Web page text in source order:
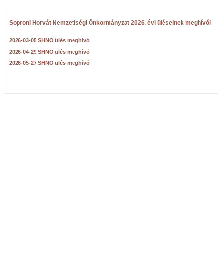
Soproni Horvát Nemzetiségi Önkormányzat 2026. évi üléseinek meghívói
2026-03-05 SHNÖ ülés meghívó
2026-04-29 SHNÖ ülés meghívó
2026-05-27 SHNÖ ülés meghívó